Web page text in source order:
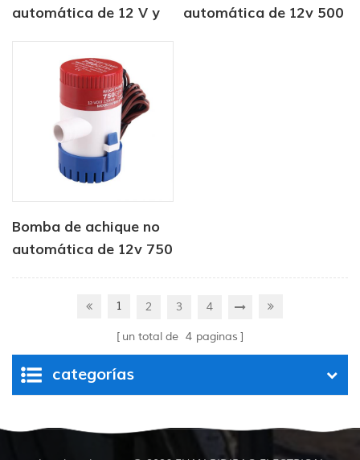
automática de 12 V y
automática de 12v 500
Bomba de achique no
automática de 12v 750
1 2 3 4
un total de 4 paginas
categorías